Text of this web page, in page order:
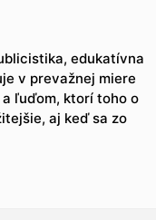
edukatívna
v prevažnej miere
ľuďom, ktorí toho o
aj keď sa zo